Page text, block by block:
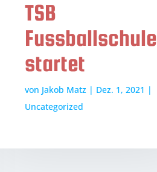
TSB
Fussballschule
startet
von Jakob Matz| Dez. 1, 2021 |
Uncategorized